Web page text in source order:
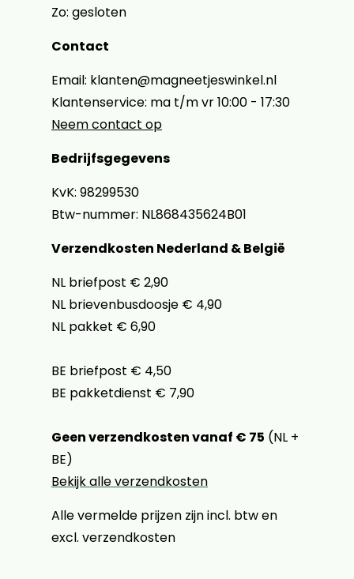
Zo: gesloten
Contact
Email: klanten@magneetjeswinkel.nl
Klantenservice: ma t/m vr 10:00 - 17:30
Neem contact op
Bedrijfsgegevens
KvK: 98299530
Btw-nummer: NL868435624B01
Verzendkosten Nederland & België
NL briefpost € 2,90
NL brievenbusdoosje € 4,90
NL pakket € 6,90
BE briefpost € 4,50
BE pakketdienst € 7,90
Geen verzendkosten vanaf € 75 (NL +
BE)
Bekijk alle verzendkosten
Alle vermelde prijzen zijn incl. btw en
excl. verzendkosten